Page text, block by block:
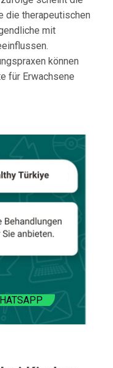
die therapeutischen
mit
können
für Erwachsene